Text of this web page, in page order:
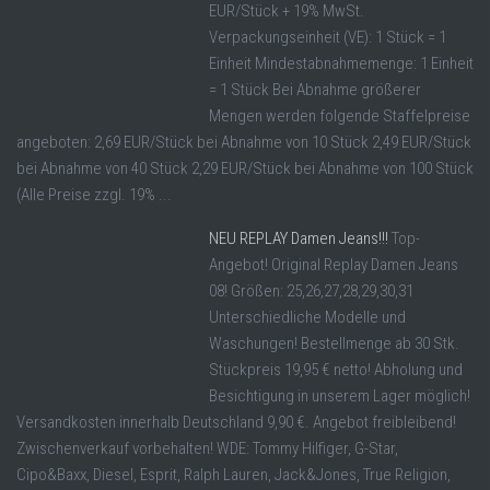
EUR/Stück + 19% MwSt.
Verpackungseinheit (VE): 1 Stück = 1
Einheit Mindestabnahmemenge: 1 Einheit
= 1 Stück Bei Abnahme größerer
Mengen werden folgende Staffelpreise
angeboten: 2,69 EUR/Stück bei Abnahme von 10 Stück 2,49 EUR/Stück
bei Abnahme von 40 Stück 2,29 EUR/Stück bei Abnahme von 100 Stück
(Alle Preise zzgl. 19% ...
NEU REPLAY Damen Jeans!!! Top-
Angebot! Original Replay Damen Jeans
08! Größen: 25,26,27,28,29,30,31
Unterschiedliche Modelle und
Waschungen! Bestellmenge ab 30 Stk.
Stückpreis 19,95 € netto! Abholung und
Besichtigung in unserem Lager möglich!
Versandkosten innerhalb Deutschland 9,90 €. Angebot freibleibend!
Zwischenverkauf vorbehalten! WDE: Tommy Hilfiger, G-Star,
Cipo&Baxx, Diesel, Esprit, Ralph Lauren, Jack&Jones, True Religion,